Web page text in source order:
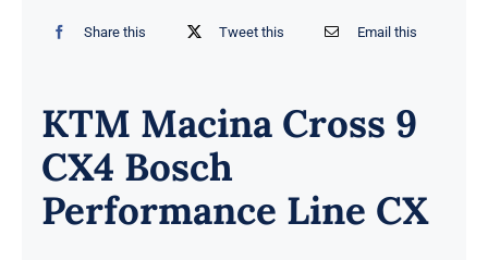
Share this Tweet this Email this
KTM Macina Cross 9
CX4 Bosch
Performance Line CX